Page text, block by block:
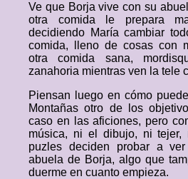
Ve que Borja vive con su
otra comida le prepara
decidiendo María cambiar
comida, lleno de cosas con
otra comida sana,
zanahoria mientras ven la tele
Piensan luego en cómo
Montañas otro de los
caso en las aficiones, pero
música, ni el dibujo, ni tejer,
puzles deciden probar a
abuela de Borja, algo que
duerme en cuanto empieza.